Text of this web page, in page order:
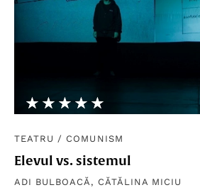
★★★★★
☆☆☆☆☆
TEATRU / COMUNISM
Elevul vs. sistemul
ADI BULBOACĂ , CĂTĂLINA MICIU